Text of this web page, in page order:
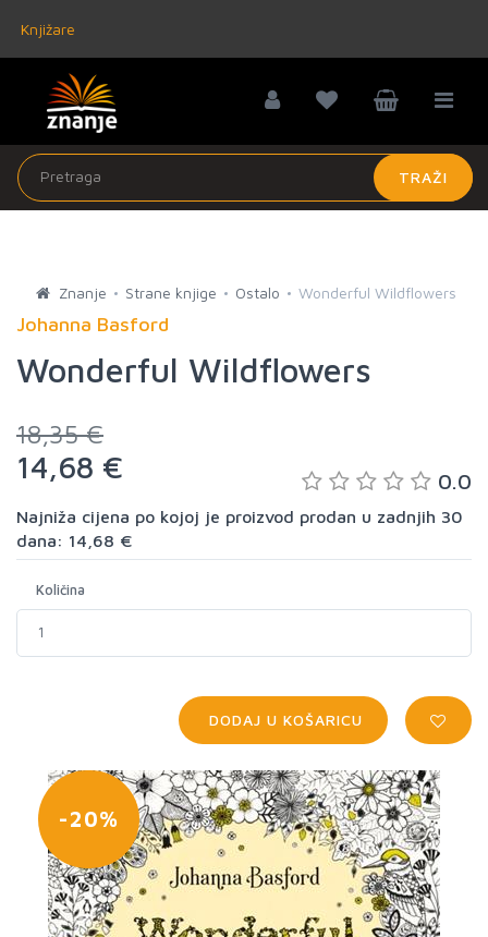
Knjižare
TRAŽI
Znanje Strane knjige Ostalo Wonderful Wildflowers
Johanna Basford
Wonderful Wildflowers
18,35 €
14,68 € 0.0
Najniža cijena po kojoj je proizvod prodan u zadnjih 30
dana: 14,68 €
Količina
DODAJ U KOŠARICU
-20%